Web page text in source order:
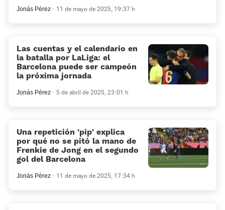
Jonás Pérez 11 de mayo de 2025, 19:37 h
Las cuentas y el calendario en
la batalla por LaLiga: el
Barcelona puede ser campeón
la próxima jornada
Jonás Pérez 5 de abril de 2025, 23:01 h
Una repetición 'pip' explica
por qué no se pitó la mano de
Frenkie de Jong en el segundo
gol del Barcelona
Jonás Pérez 11 de mayo de 2025, 17:34 h